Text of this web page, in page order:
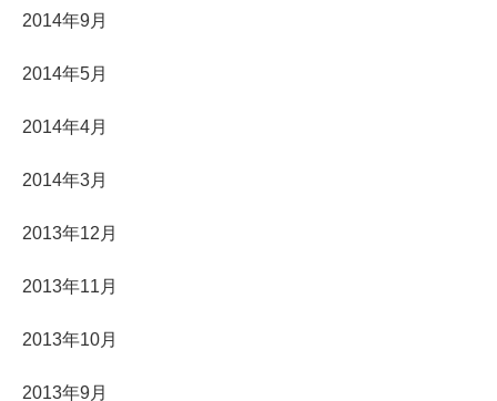
2014年9月
2014年5月
2014年4月
2014年3月
2013年12月
2013年11月
2013年10月
2013年9月